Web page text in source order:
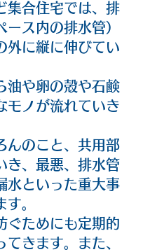
集合住宅では、排
ス内の排水管）
外に縦に伸びてい
油や卵の殻や石鹸
モノが流れていき
んのこと、共用部
き、最悪、排水管
水といった重大事
。
ぐためにも定期的
きます。また、